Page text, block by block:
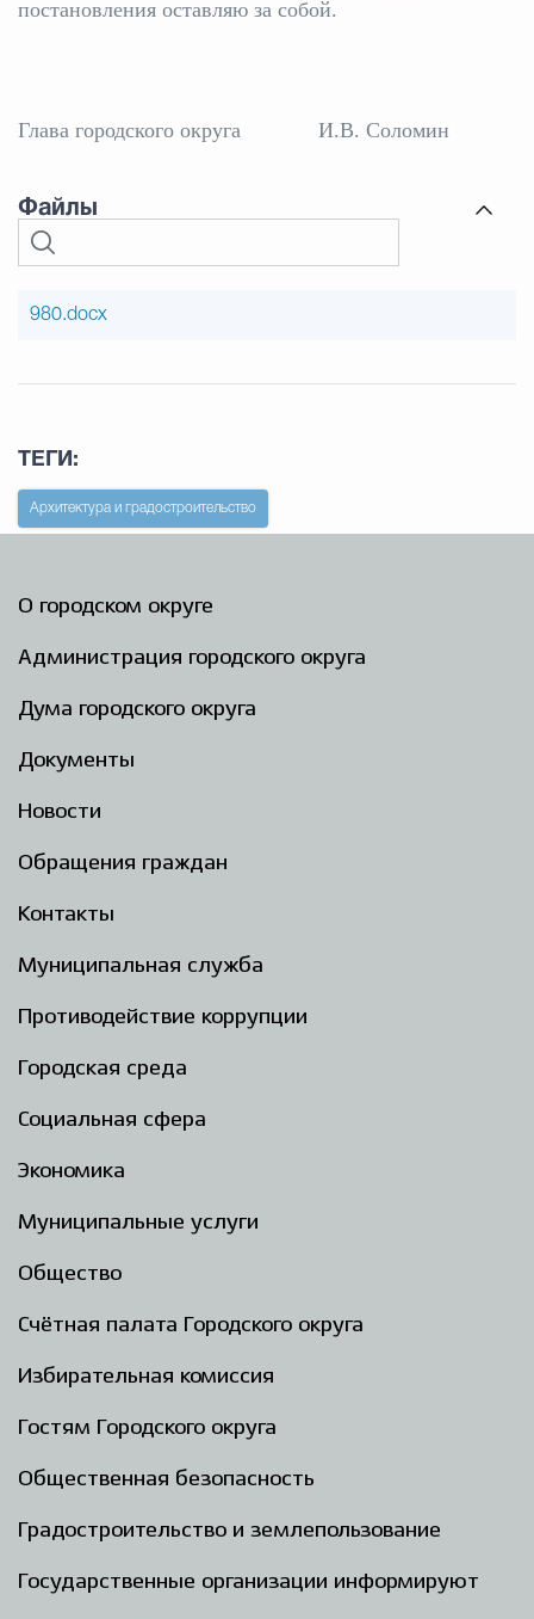
постановления оставляю за собой.
Глава городского округа И.В. Соломин
Файлы
980.docx
ТЕГИ:
Архитектура и градостроительство
О городском округе
Администрация городского округа
Дума городского округа
Документы
Новости
Обращения граждан
Контакты
Муниципальная служба
Противодействие коррупции
Городская среда
Социальная сфера
Экономика
Муниципальные услуги
Общество
Счётная палата Городского округа
Избирательная комиссия
Гостям Городского округа
Общественная безопасность
Градостроительство и землепользование
Государственные организации информируют